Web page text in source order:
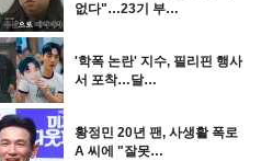
없다"…23기 부…
'학폭 논란' 지수, 필리핀 행사
서 포착…달…
황정민 20년 팬, 사생활 폭로
A 씨에 "잘못…